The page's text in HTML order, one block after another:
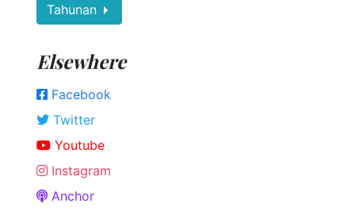
Tahunan
Elsewhere
Facebook
Twitter
Youtube
Instagram
Anchor